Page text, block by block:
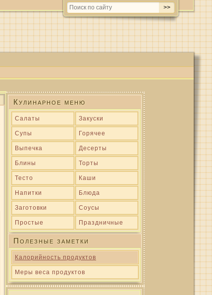
Кулинарное меню
Салаты Закуски
Супы Горячее
Выпечка Десерты
Блины Торты
Тесто Каши
Напитки Блюда
Заготовки Соусы
Простые Праздничные
Полезные заметки
Калорийность продуктов
Меры веса продуктов